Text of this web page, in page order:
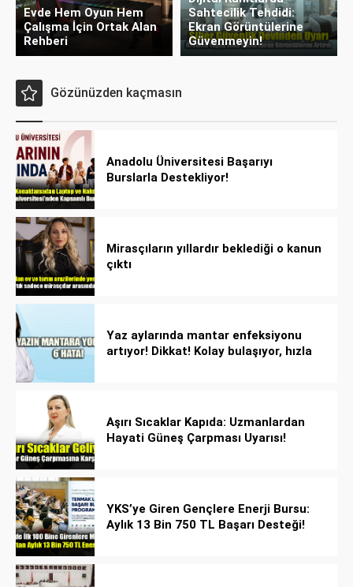
Evde Hem Oyun Hem
Çalışma İçin Ortak Alan
Rehberi
Sahtecilik Tehdidi:
Ekran Görüntülerine
Güvenmeyin!
Gözünüzden kaçmasın
Anadolu Üniversitesi Başarıyı
Burslarla Destekliyor!
Mirasçıların yıllardır beklediği o kanun
çıktı
Yaz aylarında mantar enfeksiyonu
artıyor! Dikkat! Kolay bulaşıyor, hızla
Aşırı Sıcaklar Kapıda: Uzmanlardan
Hayati Güneş Çarpması Uyarısı!
YKS’ye Giren Gençlere Enerji Bursu:
Aylık 13 Bin 750 TL Başarı Desteği!